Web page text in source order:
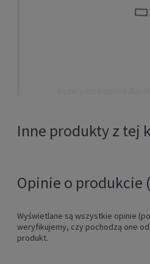
929,00 zł
Inne produkty z tej
Opinie o produkcie
Wyświetlane są wszystkie opinie
weryfikujemy, czy pochodzą one
produkt.